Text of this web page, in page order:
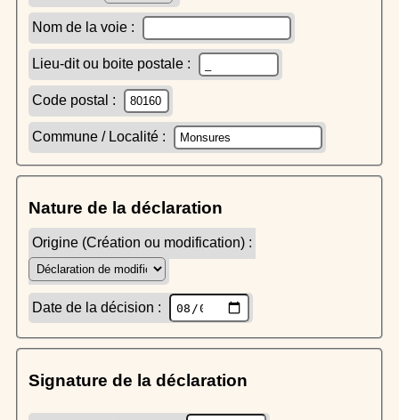
Nom de la voie :
Lieu-dit ou boite postale :
Code postal :
Commune / Localité :
Nature de la déclaration
Origine (Création ou modification) :
Date de la décision :
Signature de la déclaration